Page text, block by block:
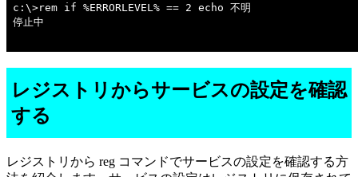
c:\>rem if %ERRORLEVEL% == 2 echo 不明
停止中
レジストリからサービスの設定を確認
する
レジストリから reg コマンドでサービスの設定を確認する方